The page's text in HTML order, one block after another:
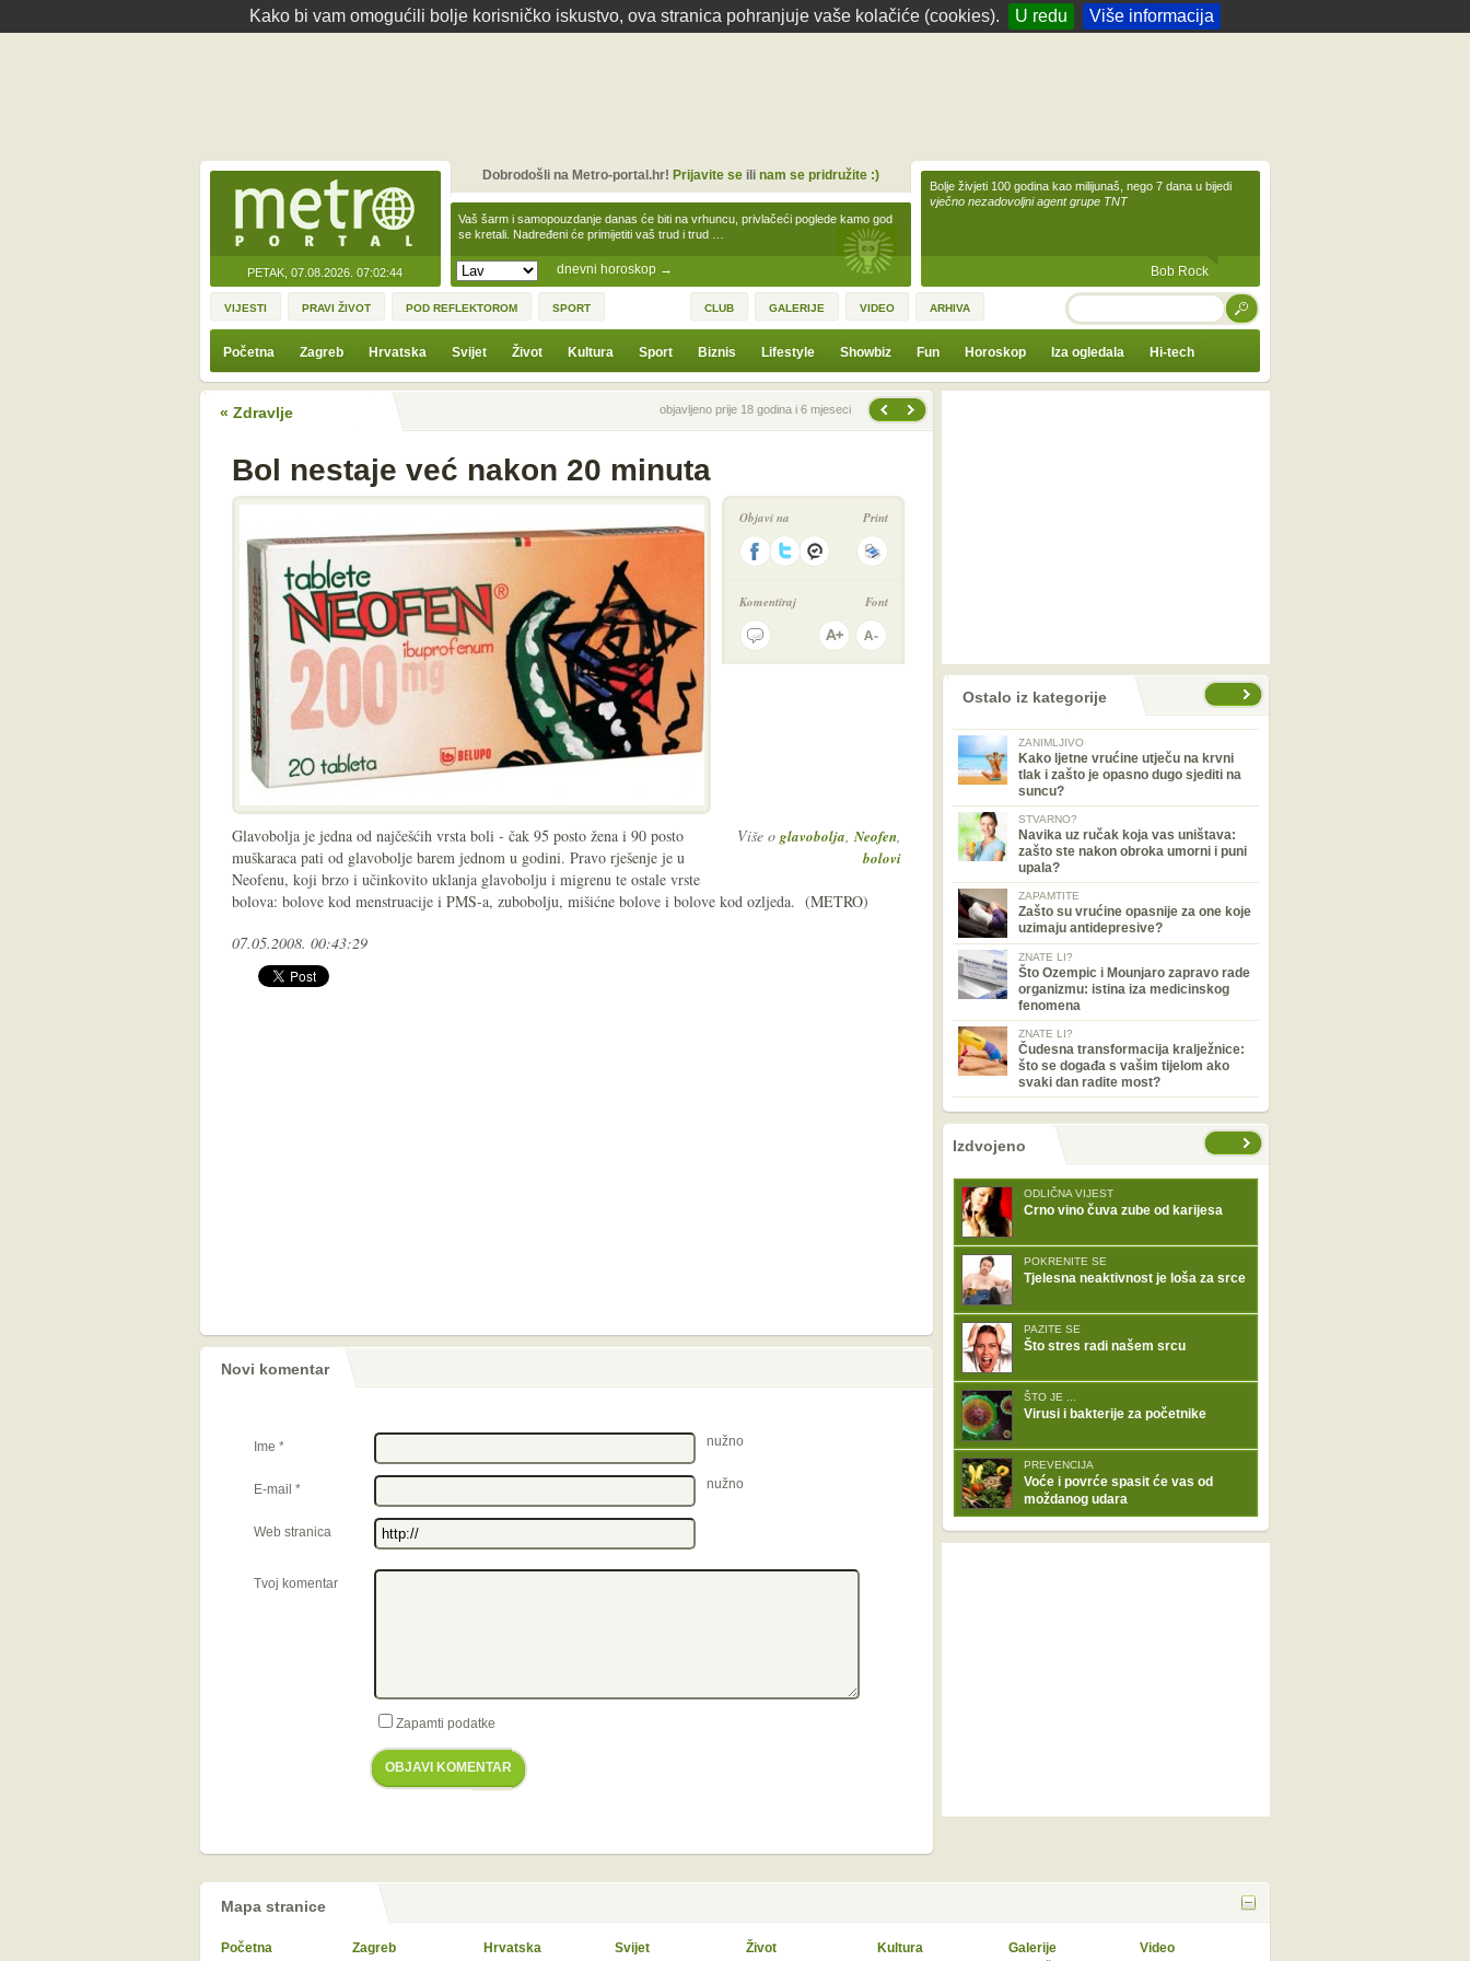
Kako bi vam omogućili bolje korisničko iskustvo, ova stranica pohranjuje vaše kolačiće (cookies). U redu Više informacija
PETAK, 07.08.2026. 07:02:44 dnevni horoskop →
Vaš šarm i samopouzdanje danas će biti na vrhuncu, privlačeći poglede kamo god
se kretali. Nadređeni će primijetiti vaš trud i trud …
Dobrodošli na Metro-portal.hr! Prijavite seili nam se pridružite :)
Bolje živjeti 100 godina kao milijunaš, nego 7 dana u bijedi
vječno nezadovoljni agent grupe TNT
Bob Rock
VIJESTI PRAVI ŽIVOT POD REFLEKTOROM SPORT CLUB GALERIJE VIDEO ARHIVA TRAŽI
Početna Zagreb Hrvatska Svijet Život Kultura Sport Biznis Lifestyle Showbiz Fun Horoskop Iza ogledala Hi-tech
« Zdravlje Prethodna vijestobjavljeno prije 18 godina i 6 mjeseci
Bol nestaje već nakon 20 minuta
Objavi na Print
Komentiraj Font
Više o glavobolja,Neofen,
bolovi
Glavobolja je jedna od najčešćih vrsta boli - čak 95 posto žena i 90 posto
muškaraca pati od glavobolje barem jednom u godini. Pravo rješenje je u
Neofenu, koji brzo i učinkovito uklanja glavobolju i migrenu te ostale vrste
bolova: bolove kod menstruacije i PMS-a, zubobolju, mišićne bolove i bolove kod ozljeda. (METRO)
07.05.2008. 00:43:29
Novi komentar
Ime * nužno
E-mail * nužno
Web stranica
Tvoj komentar
Zapamti podatke
OBJAVI KOMENTAR
Ostalo iz kategorije
ZANIMLJIVO
Kako ljetne vrućine utječu na krvni
tlak i zašto je opasno dugo sjediti na
suncu?
STVARNO?
Navika uz ručak koja vas uništava:
zašto ste nakon obroka umorni i puni
upala?
ZAPAMTITE
Zašto su vrućine opasnije za one koje
uzimaju antidepresive?
ZNATE LI?
Što Ozempic i Mounjaro zapravo rade
organizmu: istina iza medicinskog
fenomena
ZNATE LI?
Čudesna transformacija kralježnice:
što se događa s vašim tijelom ako
svaki dan radite most?
nema prethodne stranice
sljedećeIzdvojeno
ODLIČNA VIJEST
Crno vino čuva zube od karijesa
POKRENITE SE
Tjelesna neaktivnost je loša za srce
PAZITE SE
Što stres radi našem srcu
ŠTO JE ...
Virusi i bakterije za početnike
PREVENCIJA
Voće i povrće spasit će vas od
moždanog udara
Mapa stranice
Početna Zagreb Hrvatska Svijet Život Kultura Galerije Video